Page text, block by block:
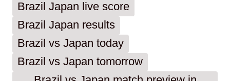
Brazil Japan live score
Brazil Japan results
Brazil vs Japan today
Brazil vs Japan tomorrow